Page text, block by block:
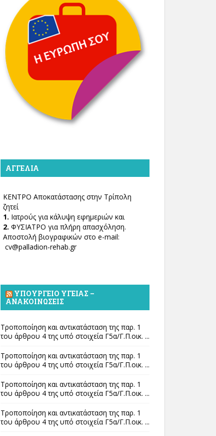
ΑΓΓΕΛΊΑ
ΚΕΝΤΡΟ Αποκατάστασης στην Τρίπολη
ζητεί
1. Ιατρούς για κάλυψη εφημεριών και
2. ΦΥΣΙΑΤΡΟ για πλήρη απασχόληση.
Αποστολή βιογραφικών στο e-mail:
cv@palladion-rehab.gr
ΥΠΟΥΡΓΕΊΟ ΥΓΕΊΑΣ –
ΑΝΑΚΟΙΝΏΣΕΙΣ
Τροποποίηση και αντικατάσταση της παρ. 1
του άρθρου 4 της υπό στοιχεία Γ5α/Γ.Π.οικ. ...
Τροποποίηση και αντικατάσταση της παρ. 1
του άρθρου 4 της υπό στοιχεία Γ5α/Γ.Π.οικ. ...
Τροποποίηση και αντικατάσταση της παρ. 1
του άρθρου 4 της υπό στοιχεία Γ5α/Γ.Π.οικ. ...
Τροποποίηση και αντικατάσταση της παρ. 1
του άρθρου 4 της υπό στοιχεία Γ5α/Γ.Π.οικ. ...